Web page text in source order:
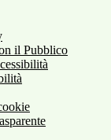
il Pubblico